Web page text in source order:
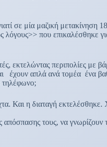
σε μία μαζική μετακίνηση
που επικαλέσθηκε
εκτελώντας περιπολίες με
έχουν απλά ανά τομέα ένα
τηλέφωνο;
Και η διαταγή εκτελέσθηκε.
απόσπασης τους, να γνωρίζουν